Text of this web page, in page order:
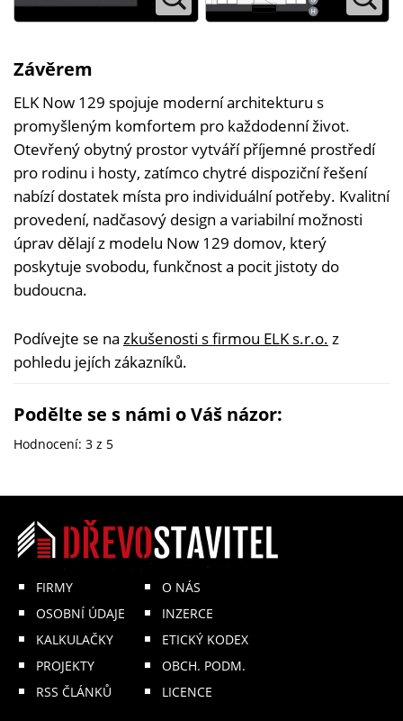
Závěrem
ELK Now 129 spojuje moderní architekturu s
promyšleným komfortem pro každodenní život.
Otevřený obytný prostor vytváří příjemné prostředí
pro rodinu i hosty, zatímco chytré dispoziční řešení
nabízí dostatek místa pro individuální potřeby. Kvalitní
provedení, nadčasový design a variabilní možnosti
úprav dělají z modelu Now 129 domov, který
poskytuje svobodu, funkčnost a pocit jistoty do
budoucna.
Podívejte se na zkušenosti s firmou ELK s.r.o. z
pohledu jejích zákazníků.
Podělte se s námi o Váš názor:
Hodnocení: 3 z 5
FIRMY
OSOBNÍ ÚDAJE
KALKULAČKY
PROJEKTY
RSS ČLÁNKŮ
O NÁS
INZERCE
ETICKÝ KODEX
OBCH. PODM.
LICENCE